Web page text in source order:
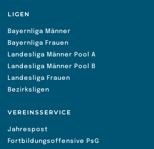
LIGEN
Bayernliga Männer
Bayernliga Frauen
Landesliga Männer Pool A
Landesliga Männer Pool B
Landesliga Frauen
Bezirksligen
VEREINSSERVICE
Jahrespost
Fortbildungsoffensive PsG